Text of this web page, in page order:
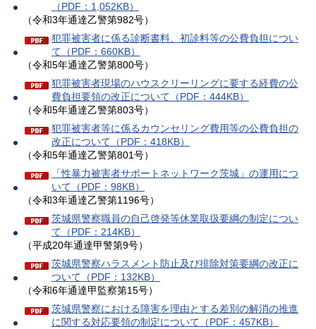
（PDF：1,052KB）
（令和3年通達乙警第982号）
犯罪被害者に係る診断書料、初診料等の公費負担につい
て（PDF：660KB）
（令和5年通達乙警第800号）
犯罪被害者現場のハウスクリーリングに要する経費の公
費負担要領の改正について（PDF：444KB）
（令和5年通達乙警第803号）
犯罪被害者等に係るカウンセリング費用等の公費負担の
改正について（PDF：418KB）
（令和5年通達乙警第801号）
「性暴力被害者サポートネットワーク茨城」の運用につ
いて（PDF：98KB）
（令和3年通達乙警第1196号）
茨城県警察職員の自己啓発等休業取扱要綱の制定につい
て（PDF：214KB）
（平成20年通達甲警第9号）
茨城県警察ハラスメント防止及び排除対策要綱の改正に
ついて（PDF：132KB）
（令和6年通達甲監察第15号）
茨城県警察における障害を理由とする差別の解消の推進
に関する対応要領の制定について（PDF：457KB）